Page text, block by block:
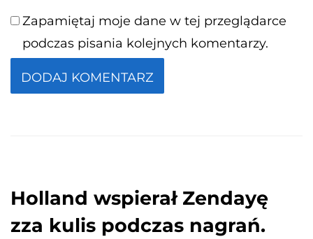
Zapamiętaj moje dane w tej przeglądarce
podczas pisania kolejnych komentarzy.
Holland wspierał Zendayę
zza kulis podczas nagrań.